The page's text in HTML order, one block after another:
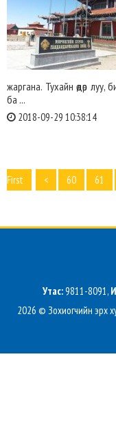
жаргана. Тухайн өдөр
ба ...
2018-09-29 10:38:14
First
< 60 61
Утас:9811-8091,
2026 © Зохиогчийн эрх